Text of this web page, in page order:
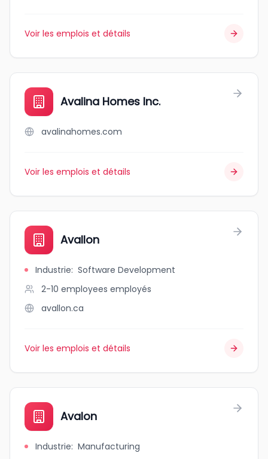
Voir les emplois et détails
Avalina Homes Inc.
avalinahomes.com
Voir les emplois et détails
Avallon
Industrie: Software Development
2-10 employees employés
avallon.ca
Voir les emplois et détails
Avalon
Industrie: Manufacturing